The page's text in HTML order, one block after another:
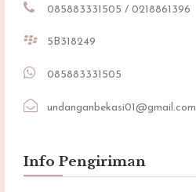
085883331505 / 0218861396
5B318249
085883331505
undanganbekasi01@gmail.com
Info Pengiriman